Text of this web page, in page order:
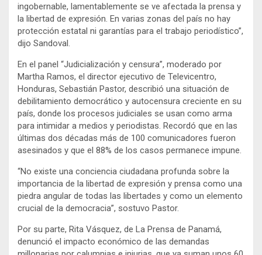
ingobernable, lamentablemente se ve afectada la prensa y
la libertad de expresión. En varias zonas del país no hay
protección estatal ni garantías para el trabajo periodístico”,
dijo Sandoval.
En el panel “Judicialización y censura”, moderado por
Martha Ramos, el director ejecutivo de Televicentro,
Honduras, Sebastián Pastor, describió una situación de
debilitamiento democrático y autocensura creciente en su
país, donde los procesos judiciales se usan como arma
para intimidar a medios y periodistas. Recordó que en las
últimas dos décadas más de 100 comunicadores fueron
asesinados y que el 88% de los casos permanece impune.
“No existe una conciencia ciudadana profunda sobre la
importancia de la libertad de expresión y prensa como una
piedra angular de todas las libertades y como un elemento
crucial de la democracia”, sostuvo Pastor.
Por su parte, Rita Vásquez, de La Prensa de Panamá,
denunció el impacto económico de las demandas